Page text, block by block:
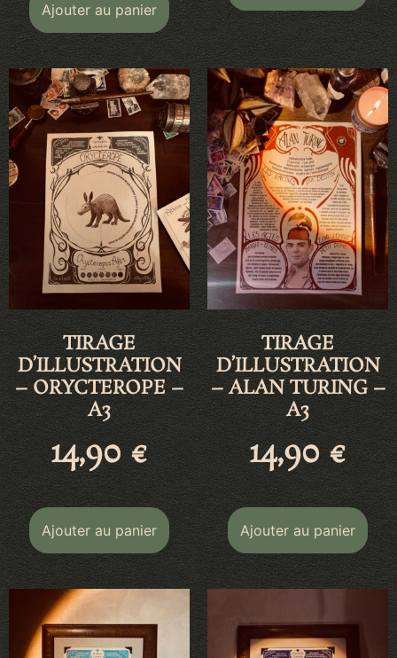
Ajouter au panier
TIRAGE
D’ILLUSTRATION
– ORYCTEROPE –
A3
14,90€
Ajouter au panier
TIRAGE
D’ILLUSTRATION
– ALAN TURING –
A3
14,90€
Ajouter au panier